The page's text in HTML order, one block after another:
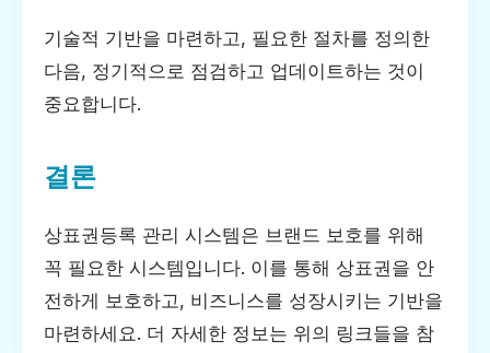
기술적 기반을 마련하고, 필요한 절차를 정의한
다음, 정기적으로 점검하고 업데이트하는 것이
중요합니다.
결론
상표권등록 관리 시스템은 브랜드 보호를 위해
꼭 필요한 시스템입니다. 이를 통해 상표권을 안
전하게 보호하고, 비즈니스를 성장시키는 기반을
마련하세요. 더 자세한 정보는 위의 링크들을 참